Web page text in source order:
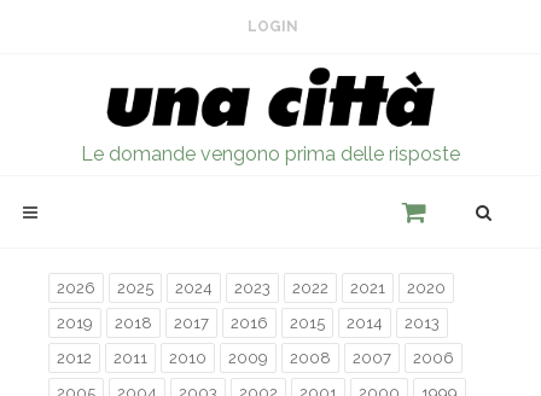
LOGIN
Le domande vengono prima delle risposte
2026 2025 2024 2023 2022 2021
2020
2019
2018 2017 2016 2015 2014
2013
2012
2011 2010 2009 2008 2007
2006